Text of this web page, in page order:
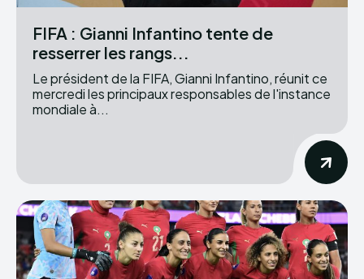
FIFA : Gianni Infantino tente de
resserrer les rangs...
Le président de la FIFA, Gianni Infantino, réunit ce
mercredi les principaux responsables de l'instance
mondiale à...